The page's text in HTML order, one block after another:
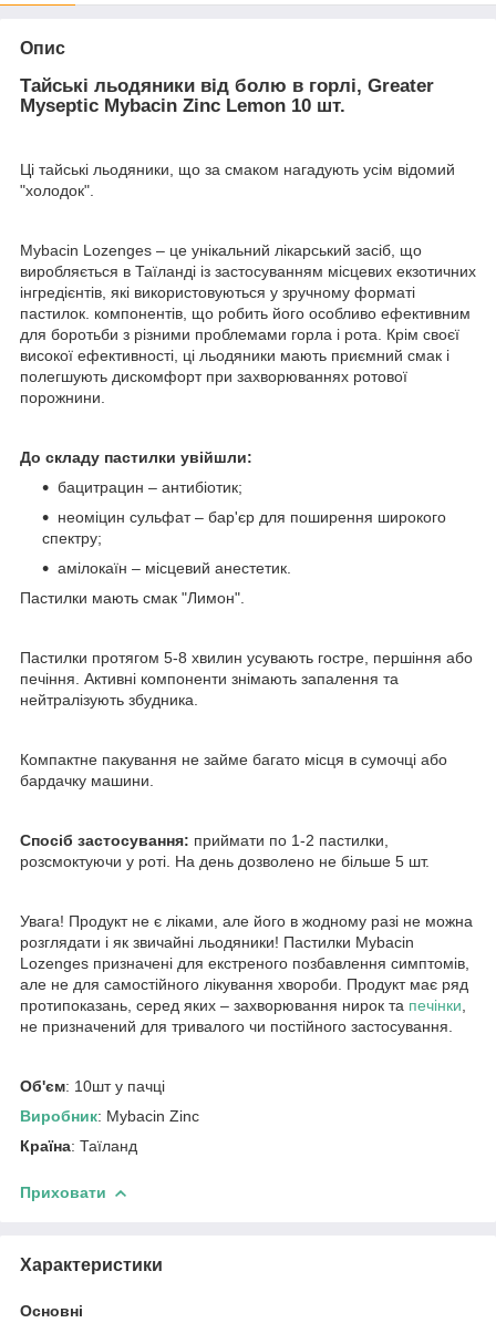
Опис
Тайські льодяники від болю в горлі, Greater
Myseptic Mybacin Zinc Lemon 10 шт.
Ці тайські льодяники, що за смаком нагадують усім відомий
"холодок".
Mybacin Lozenges – це унікальний лікарський засіб, що
виробляється в Таїланді із застосуванням місцевих екзотичних
інгредієнтів, які використовуються у зручному форматі
пастилок. компонентів, що робить його особливо ефективним
для боротьби з різними проблемами горла і рота. Крім своєї
високої ефективності, ці льодяники мають приємний смак і
полегшують дискомфорт при захворюваннях ротової
порожнини.
До складу пастилки увійшли:
бацитрацин – антибіотик;
неоміцин сульфат – бар'єр для поширення широкого
спектру;
амілокаїн – місцевий анестетик.
Пастилки мають смак "Лимон".
Пастилки протягом 5-8 хвилин усувають гостре, першіння або
печіння. Активні компоненти знімають запалення та
нейтралізують збудника.
Компактне пакування не займе багато місця в сумочці або
бардачку машини.
Спосіб застосування: приймати по 1-2 пастилки,
розсмоктуючи у роті. На день дозволено не більше 5 шт.
Увага! Продукт не є ліками, але його в жодному разі не можна
розглядати і як звичайні льодяники! Пастилки Mybacin
Lozenges призначені для екстреного позбавлення симптомів,
але не для самостійного лікування хвороби. Продукт має ряд
протипоказань, серед яких – захворювання нирок та печінки
не призначений для тривалого чи постійного застосування.
Об'єм: 10шт у пачці
Виробник: Mybacin Zinc
Країна: Таїланд
Приховати
Характеристики
Основні